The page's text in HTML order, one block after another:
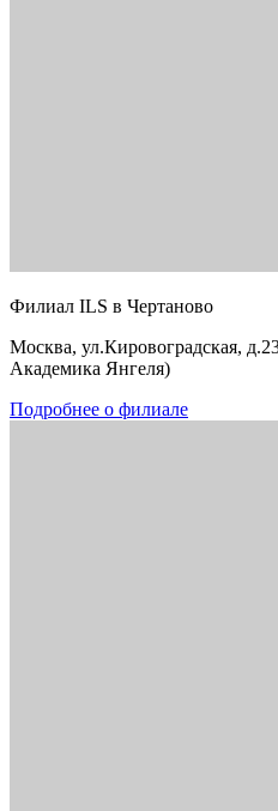
Филиал ILS в Чертаново
Москва, ул.Кировоградская,
Академика Янгеля)
Подробнее о филиале